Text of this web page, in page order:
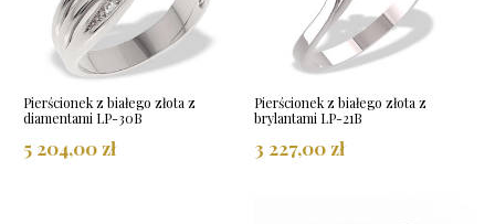
Pierścionek z białego złota z
diamentami LP-30B
5 204,00 zł
Pierścionek z białego złota z
brylantami LP-21B
3 227,00 zł